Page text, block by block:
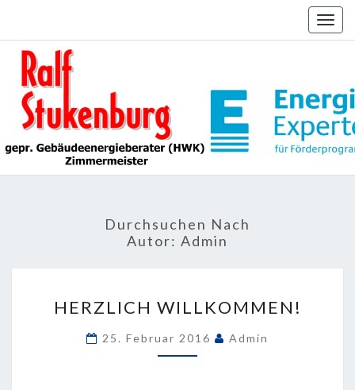
content
Durchsuchen Nach
Autor: Admin
WILLKOMMEN!
HERZLICH WILLKOMMEN!
25. Februar 2016 Admin